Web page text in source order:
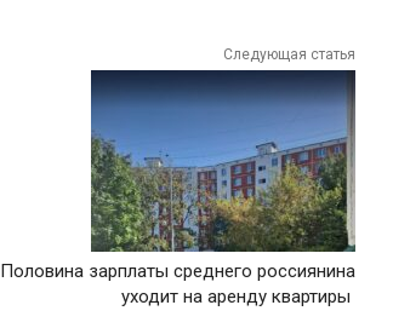
Следующая статья
Половина зарплаты среднего россиянина
уходит на аренду квартиры